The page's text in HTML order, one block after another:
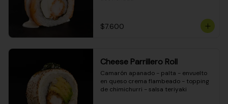
$7.600
Cheese Parrillero Roll
Camarón apanado - palta - envuelto
en queso crema flambeado - topping
de chimichurri - salsa teriyaki